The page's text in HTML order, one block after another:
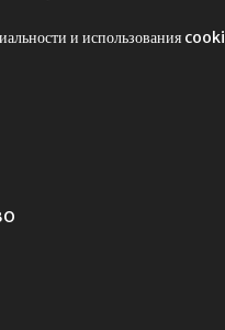
и использования